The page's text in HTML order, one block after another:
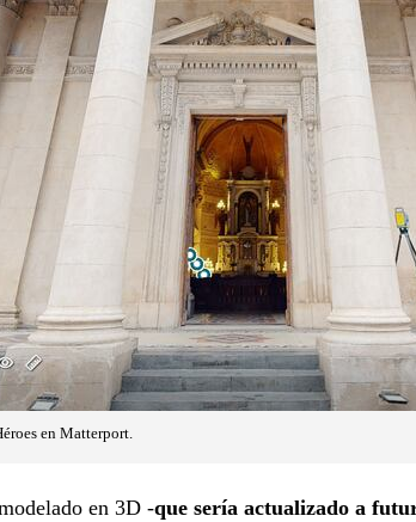
en Matterport.
en 3D -que sería actualizado a